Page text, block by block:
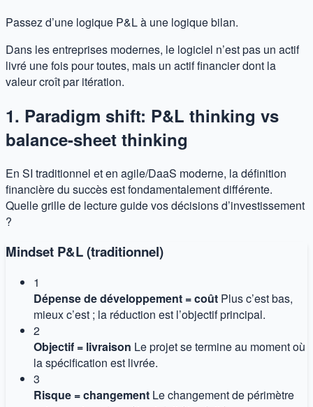
Passez d’une logique P&L à une logique bilan.
Dans les entreprises modernes, le logiciel n’est pas un actif
livré une fois pour toutes, mais un actif financier dont la
valeur croît par itération.
1. Paradigm shift: P&L thinking vs
balance-sheet thinking
En SI traditionnel et en agile/DaaS moderne, la définition
financière du succès est fondamentalement différente.
Quelle grille de lecture guide vos décisions d’investissement
?
Mindset P&L (traditionnel)
1
Dépense de développement = coût Plus c’est bas,
mieux c’est ; la réduction est l’objectif principal.
2
Objectif = livraison Le projet se termine au moment où
la spécification est livrée.
3
Risque = changement Le changement de périmètre